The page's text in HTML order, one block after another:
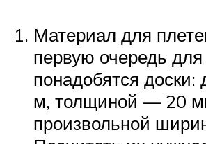
Материал для
первую очередь
понадобятся доски:
м, толщиной — 20
произвольной